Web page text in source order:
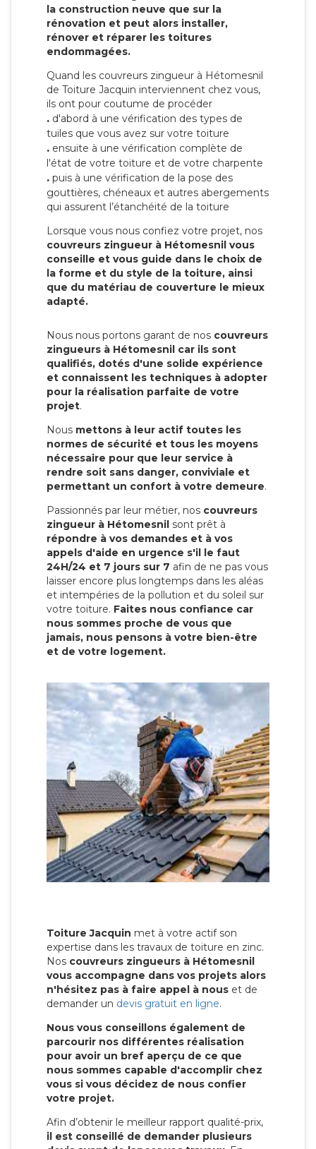
la construction neuve que sur la
rénovation et peut alors installer,
rénover et réparer les toitures
endommagées.
Quand les couvreurs zingueur à Hétomesnil
de Toiture Jacquin interviennent chez vous,
ils ont pour coutume de procéder
. d'abord à une vérification des types de
tuiles que vous avez sur votre toiture
. ensuite à une vérification complète de
l'état de votre toiture et de votre charpente
. puis à une vérification de la pose des
gouttières, chéneaux et autres abergements
qui assurent l’étanchéité de la toiture
Lorsque vous nous confiez votre projet, nos
couvreurs zingueur à Hétomesnil vous
conseille et vous guide dans le choix de
la forme et du style de la toiture, ainsi
que du matériau de couverture le mieux
adapté.
Nous nous portons garant de nos couvreurs
zingueurs à Hétomesnil car ils sont
qualifiés, dotés d'une solide expérience
et connaissent les techniques à adopter
pour la réalisation parfaite de votre
projet.
Nous mettons à leur actif toutes les
normes de sécurité et tous les moyens
nécessaire pour que leur service à
rendre soit sans danger, conviviale et
permettant un confort à votre demeure.
Passionnés par leur métier, nos couvreurs
zingueur à Hétomesnil sont prêt à
répondre à vos demandes et à vos
appels d'aide en urgence s'il le faut
24H/24 et 7 jours sur 7 afin de ne pas vous
laisser encore plus longtemps dans les aléas
et intempéries de la pollution et du soleil sur
votre toiture. Faites nous confiance car
nous sommes proche de vous que
jamais, nous pensons à votre bien-être
et de votre logement.
Toiture Jacquin met à votre actif son
expertise dans les travaux de toiture en zinc.
Nos couvreurs zingueurs à Hétomesnil
vous accompagne dans vos projets alors
n'hésitez pas à faire appel à nous et de
demander un devis gratuit en ligne.
Nous vous conseillons également de
parcourir nos différentes réalisation
pour avoir un bref aperçu de ce que
nous sommes capable d'accomplir chez
vous si vous décidez de nous confier
votre projet.
Afin d’obtenir le meilleur rapport qualité-prix,
il est conseillé de demander plusieurs